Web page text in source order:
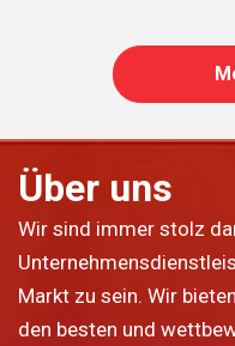
Über uns
Wir sind immer stolz
Markt zu sein. Wir
den besten und